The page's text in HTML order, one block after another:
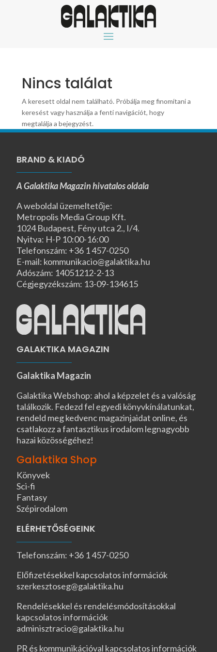
Nincs találat
A keresett oldal nem található. Próbálja meg finomítani a
keresést vagy használja a fenti navigációt, hogy
megtalálja a bejegyzést.
BRAND & KIADÓ
A Galaktika Magazin hivatalos oldala
A weboldal üzemeltetője:
Metropolis Media Group Kft.
1024 Budapest, Fény utca 2., I/4.
Nyitva: H-P 10:00-16:00
Telefonszám: +36 1 457-0250
E-mail: kommunikacio@galaktika.hu
Adószám: 14051212-2-13
Cégjegyzékszám: 13-09-134615
GALAKTIKA MAGAZIN
Galaktika Magazin
Galaktika Webshop: ahol a képzelet és a valóság
találkozik. Fedezd fel egyedi könyvkínálatunkat,
rendeld meg kedvenc magazinjaidat online, és
csatlakozz a fantasztikus irodalom legnagyobb
hazai közösségéhez!
Galaktika Shop
Könyvek
Sci-fi
Fantasy
Szépirodalom
ELÉRHETŐSÉGEINK
Telefonszám: +36 1 457-0250
Előfizetésekkel kapcsolatos információk
szerkesztoseg@galaktika.hu
Rendelésekkel és rendelésmódosításokkal
kapcsolatos információk
adminisztracio@galaktika.hu
PR és kommunikációval kapcsolatos információk